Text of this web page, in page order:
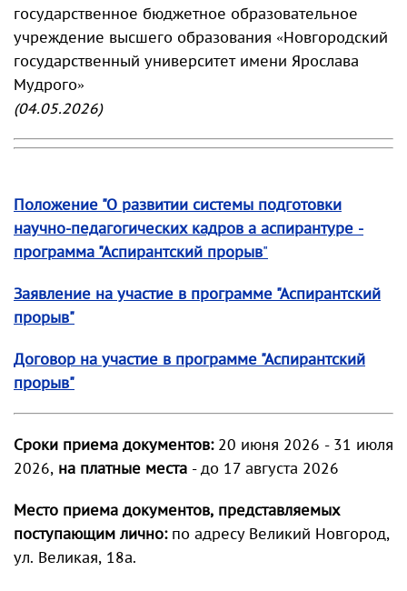
государственное бюджетное образовательное
учреждение высшего образования «Новгородский
государственный университет имени Ярослава
Мудрого»
(04.05.2026)
Положение "О развитии системы подготовки
научно-педагогических кадров а аспирантуре -
программа "Аспирантский прорыв"
Заявление на участие в программе "Аспирантский
прорыв"
Договор на участие в программе "Аспирантский
прорыв"
Сроки приема документов:20 июня 2026 - 31 июля
2026, на платные места - до 17 августа 2026
Место приема документов, представляемых
поступающим лично:по адресу Великий Новгород,
ул. Великая, 18а.